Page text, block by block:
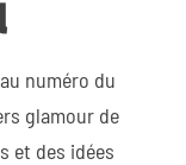
numéro du
glamour de
et des idées